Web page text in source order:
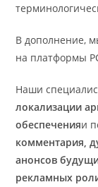
В дополнение,
на платформы
Наши
локализации
обеспеченияи
комментария ,
анонсов
рекламных